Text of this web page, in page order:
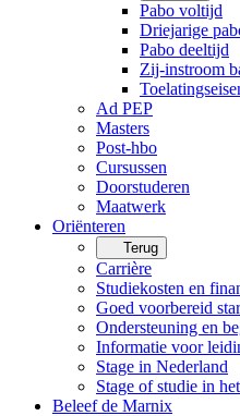
Pabo voltijd
Driejarige
Pabo deeltijd
Zij-instroom
Ad PEP
Masters
Post-hbo
Cursussen
Doorstuderen
Maatwerk
Oriënteren
Terug
Carrière
Studiekosten en
Goed voorbereid
Ondersteuning en
Informatie voor
Stage in Nederland
Stage of studie in
Beleef de Marnix